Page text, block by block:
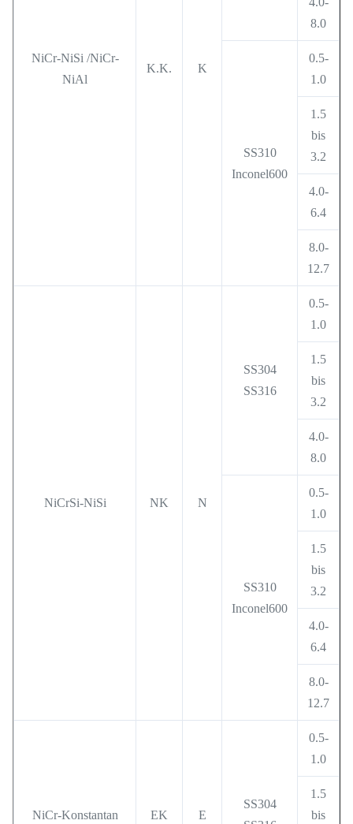
NiCr-NiSi /NiCr-
NiAl
K.K. K
8.0
SS310
Inconel600
0.5-
1.0
1.5
bis
3.2
4.0-
6.4
8.0-
12.7
NiCrSi-NiSi NK N
SS304
SS316
0.5-
1.0
1.5
bis
3.2
4.0-
8.0
SS310
Inconel600
0.5-
1.0
1.5
bis
3.2
4.0-
6.4
8.0-
12.7
NiCr-Konstantan EK E
SS304
0.5-
1.0
1.5
bis